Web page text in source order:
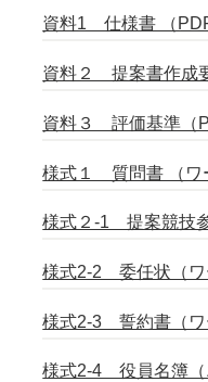
資料1 仕様書 （
資料２ 提案書作成
資料３ 評価基準（
様式１ 質問書 （ワ
様式２-1 提案競技
様式2-2 委任状（ワ
様式2-3 誓約書（ワ
様式2-4 役員名簿（